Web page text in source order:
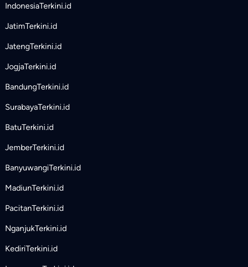
IndonesiaTerkini.id
JatimTerkini.id
JatengTerkini.id
JogjaTerkini.id
BandungTerkini.id
SurabayaTerkini.id
BatuTerkini.id
JemberTerkini.id
BanyuwangiTerkini.id
MadiunTerkini.id
PacitanTerkini.id
NganjukTerkini.id
KediriTerkini.id